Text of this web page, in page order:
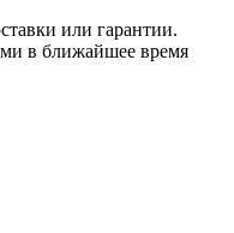
или гарантии.
в ближайшее время